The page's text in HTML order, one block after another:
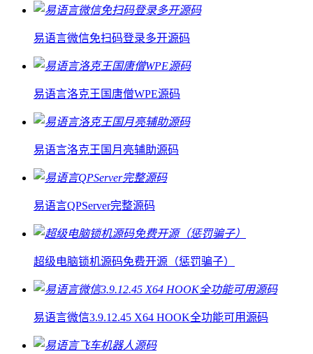
易语言微信免扫码登录多开源码
易语言洛克王国唐僧WPE源码
易语言洛克王国月亮辅助源码
易语言QPServer完整源码
超级电脑锁机源码免费开源（惩罚骗子）
易语言微信3.9.12.45 X64 HOOK全功能可用源码